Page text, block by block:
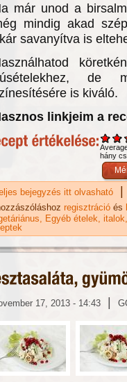
már unod a
mindig akad
savanyítva is
de
is kiváló.
linkjeim a
hány
bejegyzés itt olvasható |
regisztráció és
Egyéb ételek, italok
17, 2013 - 14:43 |